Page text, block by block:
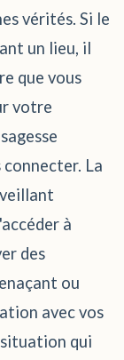
vérités. Si le
un lieu, il
que vous
votre
connecter. La
à
des
ou
avec vos
qui